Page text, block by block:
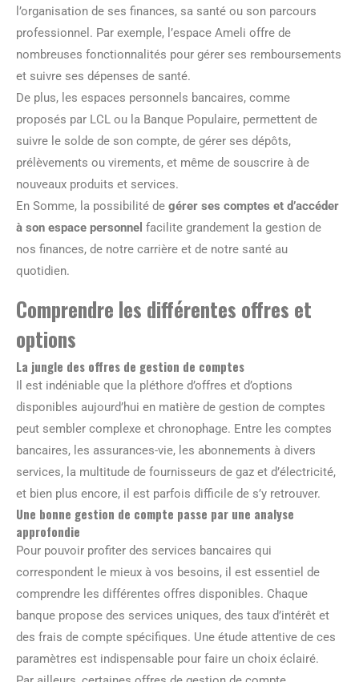
l’organisation de ses finances, sa santé ou son parcours
professionnel. Par exemple, l’espace Ameli offre de
nombreuses fonctionnalités pour gérer ses remboursements
et suivre ses dépenses de santé.
De plus, les espaces personnels bancaires, comme
proposés par LCL ou la Banque Populaire, permettent de
suivre le solde de son compte, de gérer ses dépôts,
prélèvements ou virements, et même de souscrire à de
nouveaux produits et services.
En Somme, la possibilité de gérer ses comptes et d’accéder
à son espace personnel facilite grandement la gestion de
nos finances, de notre carrière et de notre santé au
quotidien.
Comprendre les différentes offres et
options
La jungle des offres de gestion de comptes
Il est indéniable que la pléthore d’offres et d’options
disponibles aujourd’hui en matière de gestion de comptes
peut sembler complexe et chronophage. Entre les comptes
bancaires, les assurances-vie, les abonnements à divers
services, la multitude de fournisseurs de gaz et d’électricité,
et bien plus encore, il est parfois difficile de s’y retrouver.
Une bonne gestion de compte passe par une analyse
approfondie
Pour pouvoir profiter des services bancaires qui
correspondent le mieux à vos besoins, il est essentiel de
comprendre les différentes offres disponibles. Chaque
banque propose des services uniques, des taux d’intérêt et
des frais de compte spécifiques. Une étude attentive de ces
paramètres est indispensable pour faire un choix éclairé.